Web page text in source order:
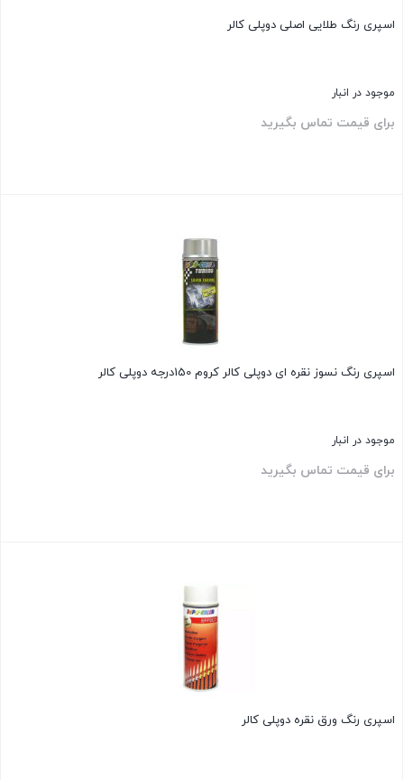
اسپری رنگ طلایی اصلی دوپلی کالر
موجود در انبار
برای قیمت تماس بگیرید
اسپری رنگ نسوز نقره ای دوپلی کالر کروم 150درجه دوپلی کالر
موجود در انبار
برای قیمت تماس بگیرید
اسپری رنگ ورق نقره دوپلی کالر